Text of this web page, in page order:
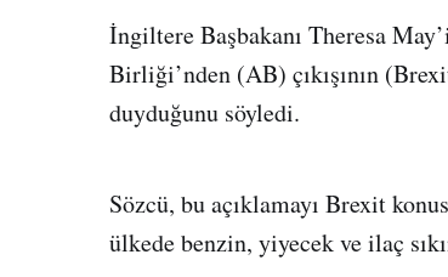
İngiltere Başbakanı Theresa
Birliği’nden (AB) çıkışının
duyduğunu söyledi.
Sözcü, bu açıklamayı Brexit
ülkede benzin, yiyecek ve ilaç